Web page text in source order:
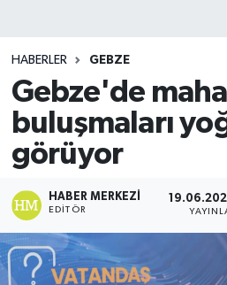
HABERLER GEBZE
Gebze'de
buluşmaları
görüyor
HABER MERKEZI
EDITÖR
Son Dakika Haberleri
Haber Arşivi